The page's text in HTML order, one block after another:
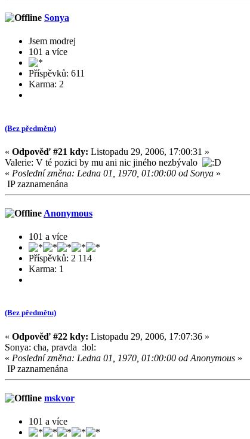
Sonya
Jsem modrej
101 a více
Příspěvků: 611
Karma: 2
(Bez předmětu)
« Odpověď #21 kdy: Listopadu 29, 2006, 17:00:31 »
Valerie: V té pozici by mu ani nic jiného nezbývalo
« Poslední změna: Ledna 01, 1970, 01:00:00 od Sonya »
IP zaznamenána
Anonymous
101 a více
Příspěvků: 2 114
Karma: 1
(Bez předmětu)
« Odpověď #22 kdy: Listopadu 29, 2006, 17:07:36 »
Sonya: cha, pravda :lol:
« Poslední změna: Ledna 01, 1970, 01:00:00 od Anonymous »
IP zaznamenána
mskvor
101 a více